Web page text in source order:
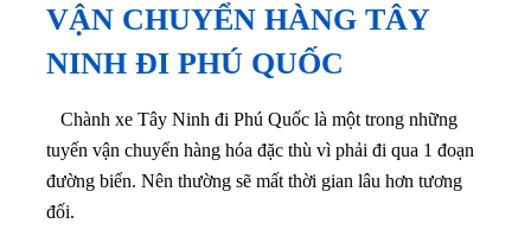
VẬN CHUYỂN HÀNG TÂY
NINH ĐI PHÚ QUỐC
Chành xe Tây Ninh đi Phú Quốc là một trong những
tuyến vận chuyển hàng hóa đặc thù vì phải đi qua 1 đoạn
đường biển. Nên thường sẽ mất thời gian lâu hơn tương
đối.